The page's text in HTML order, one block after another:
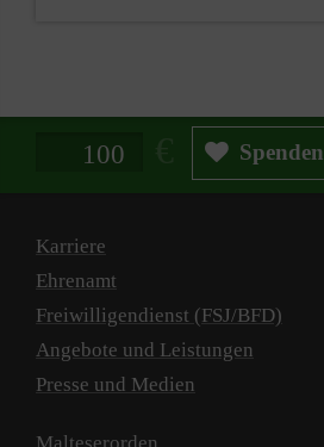
Spendenbetrag in Euro Spenden
Karriere
Ehrenamt
Freiwilligendienst (FSJ/BFD)
Angebote und Leistungen
Presse und Medien